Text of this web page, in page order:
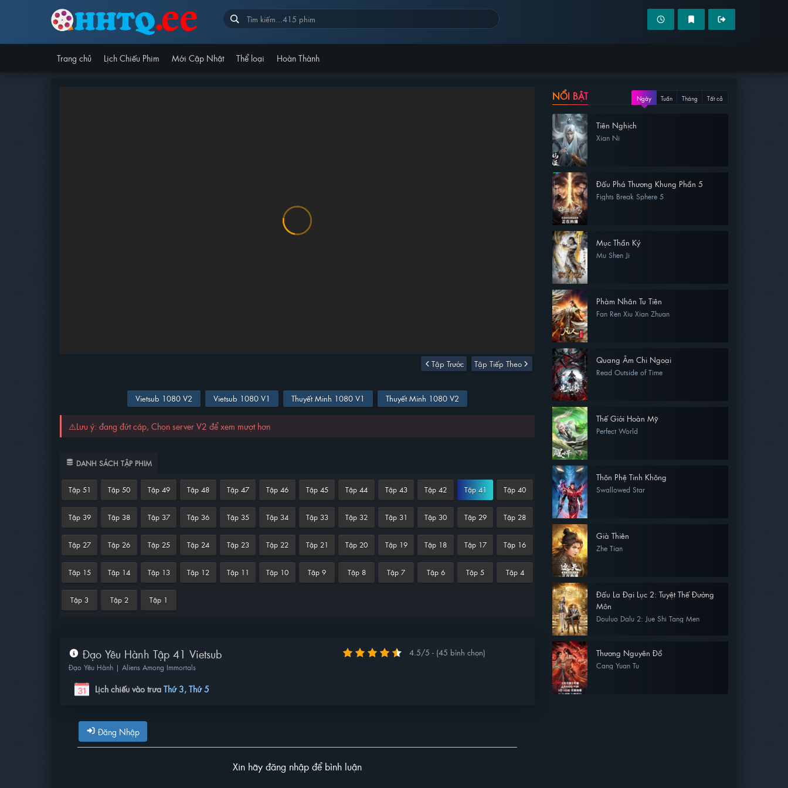
Trang chủ Lịch Chiếu Phim Mới Cập Nhật Thể loại Hoàn Thành
Tập Trước Tập Tiếp Theo
Vietsub 1080 V2 Vietsub 1080 V1 Thuyết Minh 1080 V1 Thuyết Minh 1080 V2
⚠️Lưu ý: đang đứt cáp, Chọn server V2 để xem mượt hơn
DANH SÁCH TẬP PHIM
Tập 51 Tập 50 Tập 49 Tập 48 Tập 47 Tập 46 Tập 45 Tập 44 Tập 43 Tập 42 Tập 41 Tập 40
Tập 39 Tập 38 Tập 37 Tập 36 Tập 35 Tập 34 Tập 33 Tập 32 Tập 31 Tập 30 Tập 29 Tập 28
Tập 27 Tập 26 Tập 25 Tập 24 Tập 23 Tập 22 Tập 21 Tập 20 Tập 19 Tập 18 Tập 17 Tập 16
Tập 15 Tập 14 Tập 13 Tập 12 Tập 11 Tập 10 Tập 9 Tập 8 Tập 7 Tập 6 Tập 5 Tập 4
Tập 3 Tập 2 Tập 1
Đạo Yêu Hành Tập 41 Vietsub
Đạo Yêu Hành | Aliens Among Immortals
Lịch chiếu vào trưa Thứ 3, Thứ 5
4.5/5 - (45 bình chọn)
Đăng Nhập
Xin hãy đăng nhập để bình luận
NỔI BẬT Ngày Tuần Tháng Tất cả
Tiên Nghịch
Xian Ni
Đấu Phá Thương Khung Phần 5
Fights Break Sphere 5
Mục Thần Ký
Mu Shen Ji
Phàm Nhân Tu Tiên
Fan Ren Xiu Xian Zhuan
Quang Âm Chi Ngoại
Read Outside of Time
Thế Giới Hoàn Mỹ
Perfect World
Thôn Phệ Tinh Không
Swallowed Star
Già Thiên
Zhe Tian
Đấu La Đại Lục 2: Tuyệt Thế Đường
Môn
Douluo Dalu 2: Jue Shi Tang Men
Thương Nguyên Đồ
Cang Yuan Tu